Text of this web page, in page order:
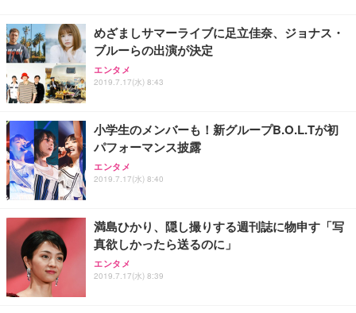
めざましサマーライブに足立佳奈、ジョナス・
ブルーらの出演が決定
エンタメ
2019.7.17(水) 8:43
小学生のメンバーも！新グループB.O.L.Tが初
パフォーマンス披露
エンタメ
2019.7.17(水) 8:40
満島ひかり、隠し撮りする週刊誌に物申す「写
真欲しかったら送るのに」
エンタメ
2019.7.17(水) 8:39